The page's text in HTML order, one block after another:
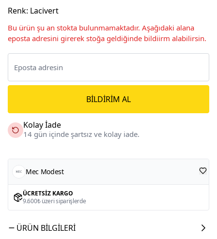
Renk: Lacivert
Bu ürün şu an stokta bulunmamaktadır. Aşağıdaki alana
eposta adresini girerek stoğa geldiğinde bildiirm alabilirsin.
BILDIRIM AL
Kolay İade
14 gün içinde şartsız ve kolay iade.
Mec Modest
ÜCRETSIZ KARGO
9.600₺ üzeri siparişlerde
ÜRÜN BILGILERI